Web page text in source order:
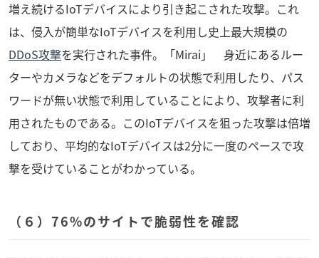
増え続けるIoTデバイスにより引き起こされた攻撃。これ
は、侵入が簡単なIoTデバイスを利用し史上最大規模の
DDoS攻撃を実行された事件。「Mirai」 身近にあるルー
ターやカメラなどをデフォルトの状態で利用したり、パス
ワードが無い状態で利用していることにより、攻撃者に利
用されたものである。このIoTデバイスを狙った攻撃は倍増
しており、平均的なIoTデバイスは2分に一度のペースで攻
撃を受けていることがわかっている。
（６）76%のサイトで脆弱性を確認